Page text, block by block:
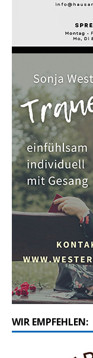
WIR EMPFEHLEN: